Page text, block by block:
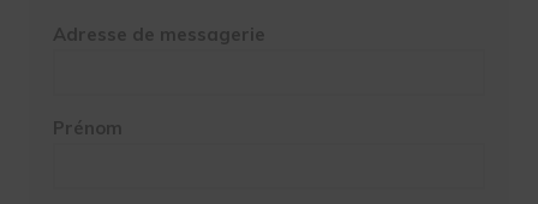
Adresse de messagerie
Prénom